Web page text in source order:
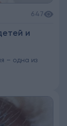
647
и
– одна из